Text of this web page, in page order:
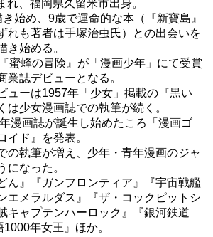
れ、福岡県久留米市出身。
始め、9歳で運命的な本（『新寶島』
れも著者は手塚治虫氏）との出会いを
き始める。
蜜蜂の冒険』が「漫画少年」にて受賞
業誌デビューとなる。
ューは1957年「少女」掲載の『黒い
は少女漫画誌での執筆が続く。
漫画誌が誕生し始めたころ「漫画ゴ
イド』を発表。
の執筆が増え、少年・青年漫画のジャ
になった。
ん』『ガンフロンティア』『宇宙戦艦
エメラルダス』『ザ・コックピットシ
キャプテンハーロック』『銀河鉄道
年女王』ほか。